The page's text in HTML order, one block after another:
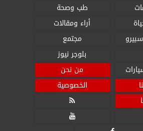
طب وصحة
أراء ومقالات
مجتمع
بلوجر نيوز
من نحن
الخصوصية

